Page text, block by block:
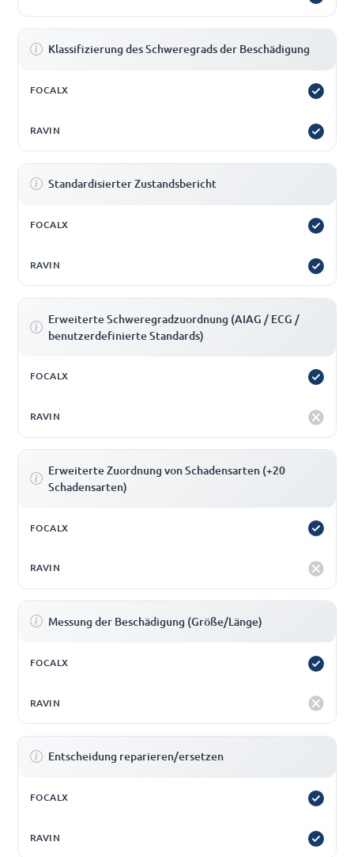
Klassifizierung des Schweregrads der Beschädigung
Standardisierter Zustandsbericht
Erweiterte Schweregradzuordnung (AIAG / ECG /
benutzerdefinierte Standards)
Erweiterte Zuordnung von Schadensarten (+20
Schadensarten)
Messung der Beschädigung (Größe/Länge)
Entscheidung reparieren/ersetzen